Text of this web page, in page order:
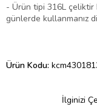
- Ürün tipi 316L çeliktir
günlerde kullanmanız
Ürün Kodu:
İlginizi